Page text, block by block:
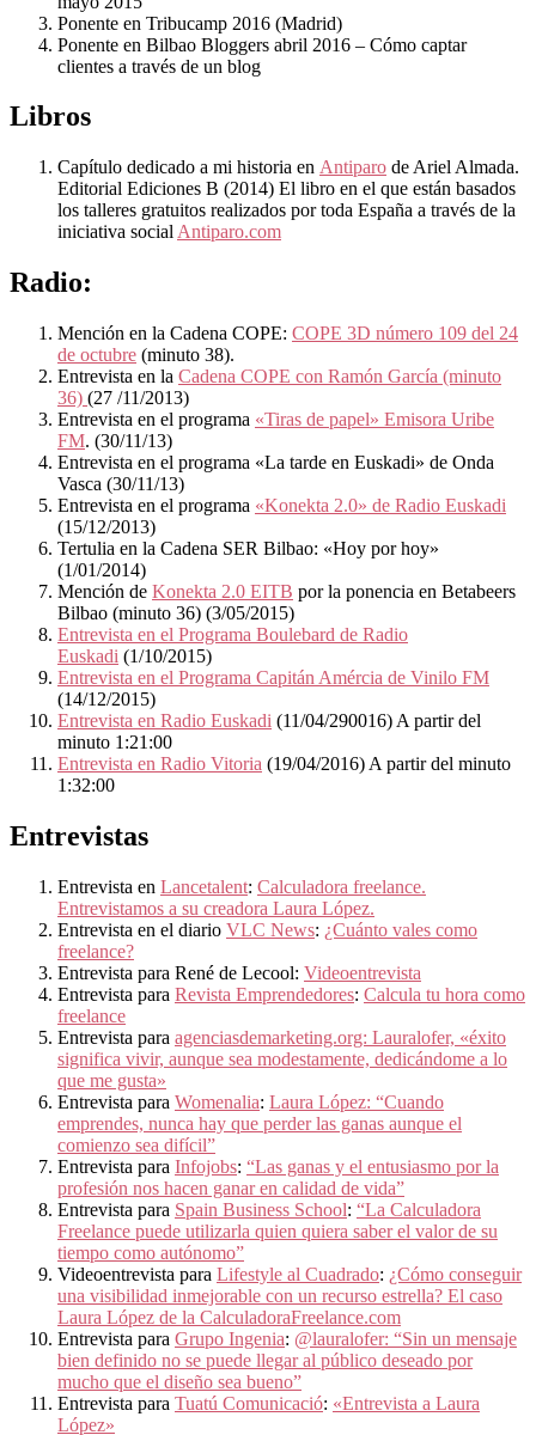
Ponente en Tribucamp 2016 (Madrid)
Ponente en Bilbao Bloggers abril 2016 – Cómo captar
clientes a través de un blog
Libros
Capítulo dedicado a mi historia en Antiparo de Ariel Almada.
Editorial Ediciones B (2014) El libro en el que están basados
los talleres gratuitos realizados por toda España a través de la
iniciativa social Antiparo.com
Radio:
Mención en la Cadena COPE: COPE 3D número 109 del 24
de octubre (minuto 38).
Entrevista en la Cadena COPE con Ramón García (minuto
36) (27 /11/2013)
Entrevista en el programa «Tiras de papel» Emisora Uribe
FM. (30/11/13)
Entrevista en el programa «La tarde en Euskadi» de Onda
Vasca (30/11/13)
Entrevista en el programa «Konekta 2.0» de Radio Euskadi
(15/12/2013)
Tertulia en la Cadena SER Bilbao: «Hoy por hoy»
(1/01/2014)
Mención de Konekta 2.0 EITB por la ponencia en Betabeers
Bilbao (minuto 36) (3/05/2015)
Entrevista en el Programa Boulebard de Radio
Euskadi (1/10/2015)
Entrevista en el Programa Capitán Amércia de Vinilo FM
(14/12/2015)
Entrevista en Radio Euskadi (11/04/290016) A partir del
minuto 1:21:00
Entrevista en Radio Vitoria (19/04/2016) A partir del minuto
1:32:00
Entrevistas
Entrevista en Lancetalent: Calculadora freelance.
Entrevistamos a su creadora Laura López.
Entrevista en el diario VLC News: ¿Cuánto vales como
freelance?
Entrevista para René de Lecool: Videoentrevista
Entrevista para Revista Emprendedores: Calcula tu hora como
freelance
Entrevista para agenciasdemarketing.org: Lauralofer, «éxito
significa vivir, aunque sea modestamente, dedicándome a lo
que me gusta»
Entrevista para Womenalia: Laura López: “Cuando
emprendes, nunca hay que perder las ganas aunque el
comienzo sea difícil”
Entrevista para Infojobs: “Las ganas y el entusiasmo por la
profesión nos hacen ganar en calidad de vida”
Entrevista para Spain Business School: “La Calculadora
Freelance puede utilizarla quien quiera saber el valor de su
tiempo como autónomo”
Videoentrevista para Lifestyle al Cuadrado: ¿Cómo conseguir
una visibilidad inmejorable con un recurso estrella? El caso
Laura López de la CalculadoraFreelance.com
Entrevista para Grupo Ingenia: @lauralofer: “Sin un mensaje
bien definido no se puede llegar al público deseado por
mucho que el diseño sea bueno”
Entrevista para Tuatú Comunicació: «Entrevista a Laura
López»